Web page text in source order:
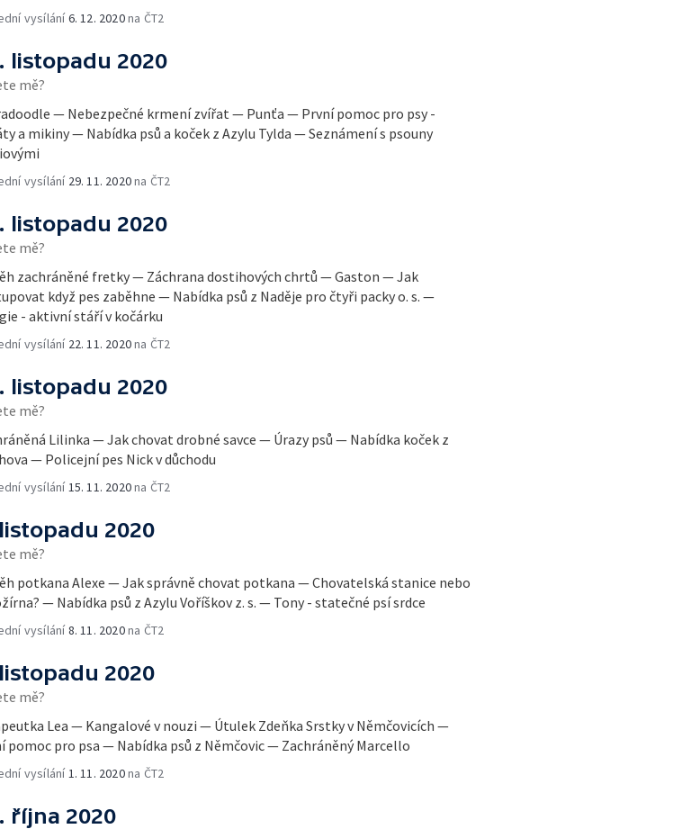
vysílání6. 12. 2020na ČT2
listopadu 2020
mě?
— Nebezpečné krmení zvířat — Punťa — První pomoc pro psy -
a mikiny — Nabídka psů a koček z Azylu Tylda — Seznámení s psouny
vysílání 29. 11. 2020na ČT2
listopadu 2020
mě?
zachráněné fretky — Záchrana dostihových chrtů — Gaston — Jak
když pes zaběhne — Nabídka psů z Naděje pro čtyři packy o. s. —
- aktivní stáří v kočárku
vysílání 22. 11. 2020na ČT2
listopadu 2020
mě?
Lilinka — Jak chovat drobné savce — Úrazy psů — Nabídka koček z
— Policejní pes Nick v důchodu
vysílání 15. 11. 2020na ČT2
2020
mě?
potkana Alexe — Jak správně chovat potkana — Chovatelská stanice nebo
— Nabídka psů z Azylu Voříškov z. s. — Tony - statečné psí srdce
vysílání8. 11. 2020na ČT2
2020
mě?
Lea — Kangalové v nouzi — Útulek Zdeňka Srstky v Němčovicích —
pomoc pro psa — Nabídka psů z Němčovic — Zachráněný Marcello
vysílání 1. 11. 2020na ČT2
října 2020